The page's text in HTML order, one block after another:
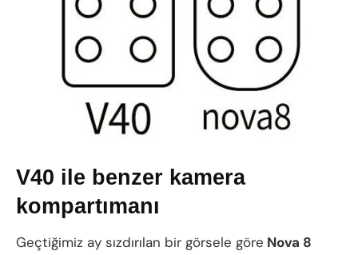
V40 ile benzer kamera
kompartımanı
Geçtiğimiz ay sızdırılan bir görsele göre Nova 8